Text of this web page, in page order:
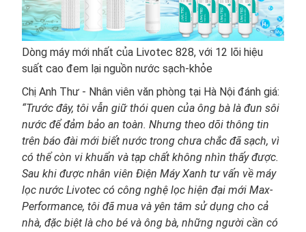
Dòng máy mới nhất của Livotec 828, với 12 lõi hiệu
suất cao đem lại nguồn nước sạch-khỏe
Chị Anh Thư - Nhân viên văn phòng tại Hà Nội đánh giá:
“Trước đây, tôi vẫn giữ thói quen của ông bà là đun sôi
nước để đảm bảo an toàn. Nhưng theo dõi thông tin
trên báo đài mới biết nước trong chưa chắc đã sạch, vì
có thể còn vi khuẩn và tạp chất không nhìn thấy được.
Sau khi được nhân viên Điện Máy Xanh tư vấn về máy
lọc nước Livotec có công nghệ lọc hiện đại mới Max-
Performance, tôi đã mua và yên tâm sử dụng cho cả
nhà, đặc biệt là cho bé và ông bà, những người cần có